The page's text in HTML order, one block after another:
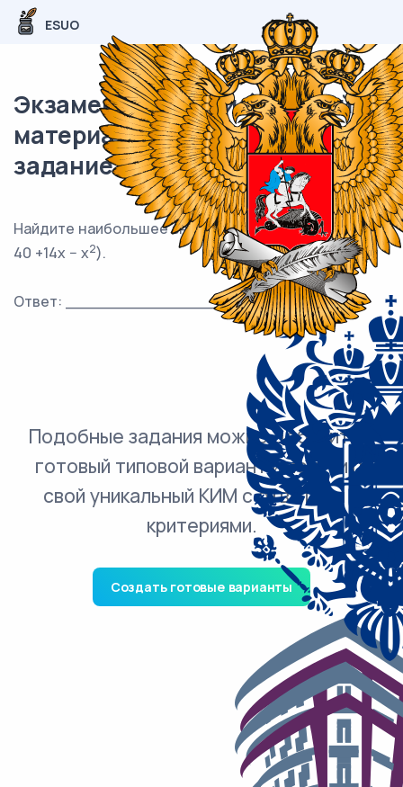
ESUO
Экзаменационный (типовой)
материал ЕГЭ / профиль / 12
задание (24) / 72
Найдите наибольшее значение функции y = log3(−
40 +14x − x2).
Ответ: ___________________________.
Подобные задания можно добавить в
готовый типовой вариант и получить
свой уникальный КИМ с ответами и
критериями.
Создать готовые варианты